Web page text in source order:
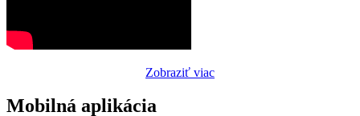
Zobraziť viac
Mobilná aplikácia